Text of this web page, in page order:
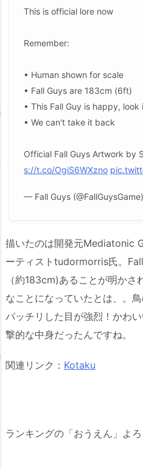
This is official lore now
Remember:
• Human shown for scale
• Fall Guys are 183cm (6ft)
• This Fall Guy is happy, look
• We can't take it back
Official Fall Guys Artwork by
s://t.co/OgiS6WXzno
— Fall Guys (@FallGuysGame)
描いたのは開発元Mediatonic
ーティストtudormorris氏。
（約183cm)あることが明か
なことになっていたとは、。
パッチリした目が強烈！かわ
撃的な中身だったんですね。
関連リンク： Kotaku
ランキングの「おうえん」よろ